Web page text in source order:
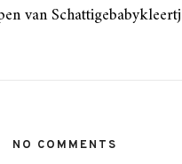
van
NO COMMENTS